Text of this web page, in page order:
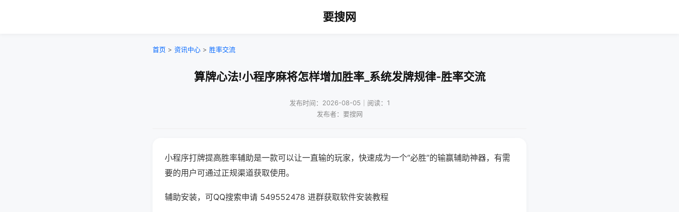
要搜网
首页 > 资讯中心 > 胜率交流
算牌心法!小程序麻将怎样增加胜率_系统发牌规律-胜率交流
发布时间：2026-08-05｜阅读：1
发布者：要搜网
小程序打牌提高胜率辅助是一款可以让一直输的玩家，快速成为一个“必胜”的输赢辅助神器，有需
要的用户可通过正规渠道获取使用。
辅助安装，可QQ搜索申请 549552478 进群获取软件安装教程